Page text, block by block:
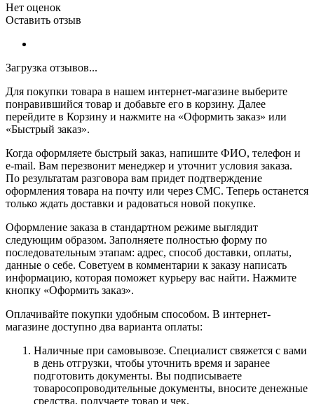
Нет оценок
Оставить отзыв
Загрузка отзывов...
Для покупки товара в нашем интернет-магазине выберите
понравившийся товар и добавьте его в корзину. Далее
перейдите в Корзину и нажмите на «Оформить заказ» или
«Быстрый заказ».
Когда оформляете быстрый заказ, напишите ФИО, телефон и
e-mail. Вам перезвонит менеджер и уточнит условия заказа.
По результатам разговора вам придет подтверждение
оформления товара на почту или через СМС. Теперь останется
только ждать доставки и радоваться новой покупке.
Оформление заказа в стандартном режиме выглядит
следующим образом. Заполняете полностью форму по
последовательным этапам: адрес, способ доставки, оплаты,
данные о себе. Советуем в комментарии к заказу написать
информацию, которая поможет курьеру вас найти. Нажмите
кнопку «Оформить заказ».
Оплачивайте покупки удобным способом. В интернет-
магазине доступно два варианта оплаты:
Наличные при самовывозе. Специалист свяжется с вами
в день отгрузки, чтобы уточнить время и заранее
подготовить документы. Вы подписываете
товаросопроводительные документы, вносите денежные
средства, получаете товар и чек.